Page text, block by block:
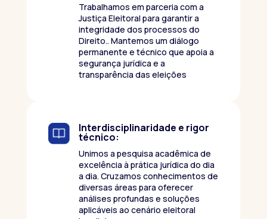
Trabalhamos em parceria com a
Justiça Eleitoral para garantir a
integridade dos processos do
Direito.. Mantemos um diálogo
permanente e técnico que apoia a
segurança jurídica e a
transparência das eleições
Interdisciplinaridade e rigor
técnico:
Unimos a pesquisa acadêmica de
excelência à prática jurídica do dia
a dia. Cruzamos conhecimentos de
diversas áreas para oferecer
análises profundas e soluções
aplicáveis ao cenário eleitoral